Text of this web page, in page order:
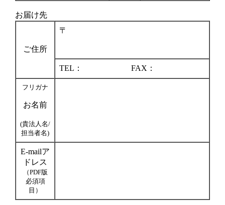
お届け先
ご住所
〒
TEL： FAX：
フリガナ
お名前
(貴法人名/
担当者名)
E-mailア
ドレス
（PDF版
必須項
目）